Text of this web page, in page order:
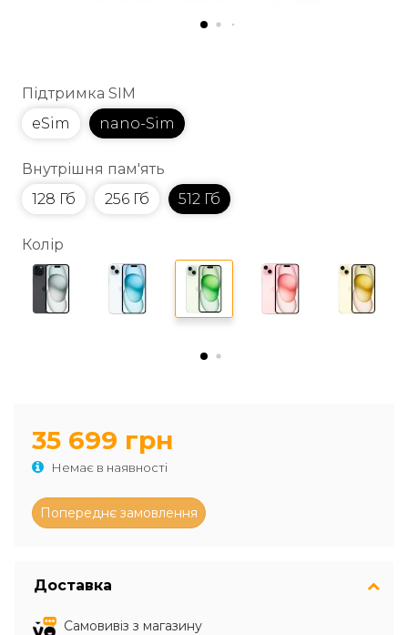
Підтримка SIM
eSim
nano-Sim
Внутрішня пам'ять
128 Гб
256 Гб 512 Гб
Колір
35 699 грн
Немає в наявності
Доставка
Самовивіз з магазину